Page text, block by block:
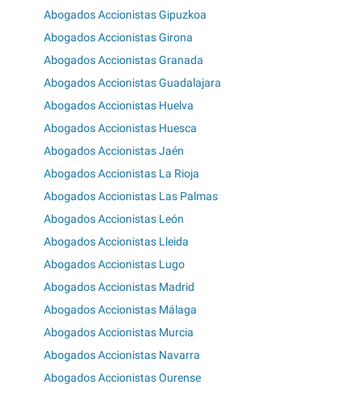
Abogados Accionistas Gipuzkoa
Abogados Accionistas Girona
Abogados Accionistas Granada
Abogados Accionistas Guadalajara
Abogados Accionistas Huelva
Abogados Accionistas Huesca
Abogados Accionistas Jaén
Abogados Accionistas La Rioja
Abogados Accionistas Las Palmas
Abogados Accionistas León
Abogados Accionistas Lleida
Abogados Accionistas Lugo
Abogados Accionistas Madrid
Abogados Accionistas Málaga
Abogados Accionistas Murcia
Abogados Accionistas Navarra
Abogados Accionistas Ourense